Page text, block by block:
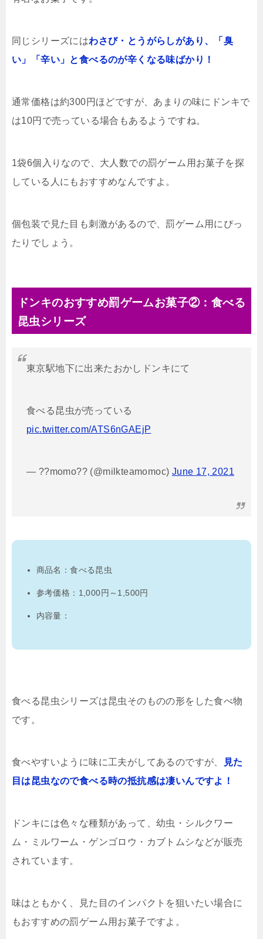
同じシリーズにはわさび・とうがらしがあり、「臭
い」「辛い」と食べるのが辛くなる味ばかり！
通常価格は約300円ほどですが、あまりの味にドンキで
は10円で売っている場合もあるようですね。
1袋6個入りなので、大人数での罰ゲーム用お菓子を探
している人にもおすすめなんですよ。
個包装で見た目も刺激があるので、罰ゲーム用にぴっ
たりでしょう。
ドンキのおすすめ罰ゲームお菓子②：食べる
昆虫シリーズ
東京駅地下に出来たおかしドンキにて
食べる昆虫が売っている
pic.twitter.com/ATS6nGAEjP
— ??momo?? (@milkteamomoc) June 17, 2021
商品名：食べる昆虫
参考価格：1,000円～1,500円
内容量：
食べる昆虫シリーズは昆虫そのものの形をした食べ物
です。
食べやすいように味に工夫がしてあるのですが、
見た
目は昆虫なので食べる時の抵抗感は凄いんですよ！
ドンキには色々な種類があって、幼虫・シルクワー
ム・ミルワーム・ゲンゴロウ・カブトムシなどが販売
されています。
味はともかく、見た目のインパクトを狙いたい場合に
もおすすめの罰ゲーム用お菓子ですよ。